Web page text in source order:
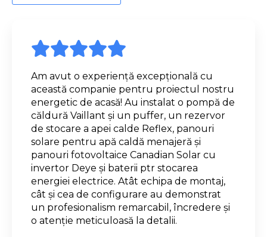
Am avut o experiență excepțională cu
această companie pentru proiectul nostru
energetic de acasă! Au instalat o pompă de
căldură Vaillant și un puffer, un rezervor
de stocare a apei calde Reflex, panouri
solare pentru apă caldă menajeră și
panouri fotovoltaice Canadian Solar cu
invertor Deye și baterii ptr stocarea
energiei electrice. Atât echipa de montaj,
cât și cea de configurare au demonstrat
un profesionalism remarcabil, încredere și
o atenție meticuloasă la detalii.